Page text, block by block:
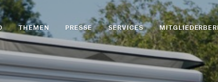
THEMEN PRESSE SERVICES